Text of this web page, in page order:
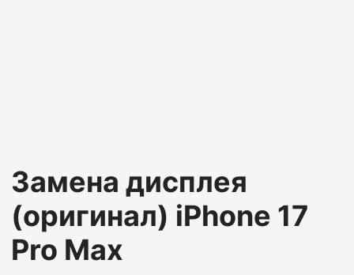
Замена дисплея
(оригинал) iPhone 17
Pro Max